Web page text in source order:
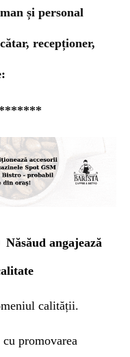
și personal
recepționer,
:
angajează
calității.
promovarea